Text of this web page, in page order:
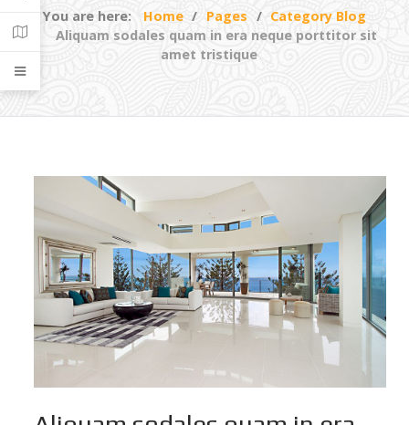
You are here: Home Pages
Category Blog
Aliquam sodales quam in era neque porttitor sit
amet tristique